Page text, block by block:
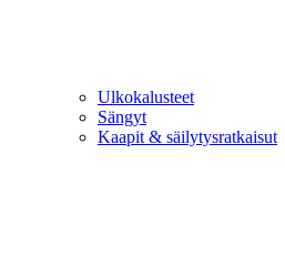
Ulkokalusteet
Sängyt
Kaapit & säilytysratkaisut